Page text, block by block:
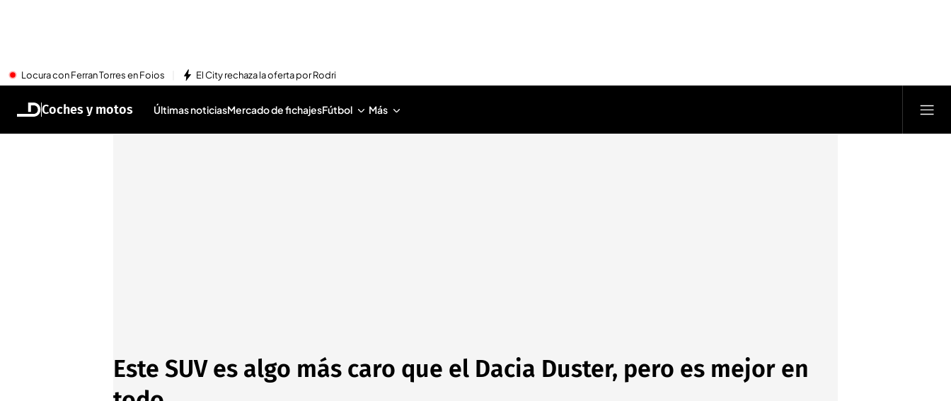
Locura con Ferran Torres en Foios El City rechaza la oferta por Rodri
Coches y motos Últimas noticiasMercado de fichajesFútbol Más
Este SUV es algo más caro que el Dacia Duster, pero es mejor en